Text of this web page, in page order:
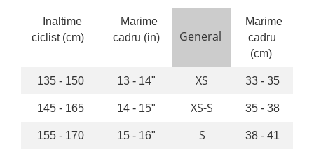
Furci fixe
Furci cu suspensie
Sonerii
Suporți și portbagaje auto
Inaltime
ciclist (cm)
Marime
cadru (in)
General
Marime
cadru
(cm)
135 - 150 13 - 14" XS 33 - 35
145 - 165 14 - 15" XS-S 35 - 38
155 - 170 15 - 16" S 38 - 41